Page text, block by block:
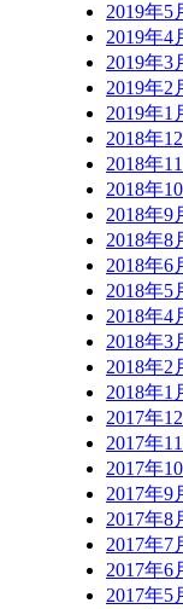
2019年5
2019年4
2019年3
2019年2
2019年1
2018年
2018年
2018年
2018年9
2018年8
2018年6
2018年5
2018年4
2018年3
2018年2
2018年1
2017年
2017年
2017年
2017年9
2017年8
2017年7
2017年6
2017年5